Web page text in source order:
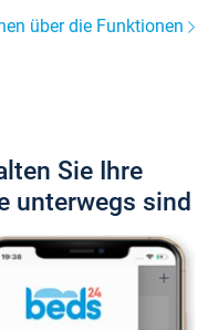
über die Funktionen
Sie Ihre
unterwegs sind